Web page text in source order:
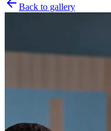
Back to gallery